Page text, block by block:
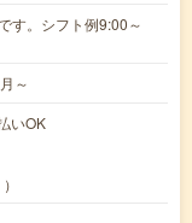
す。シフト例9:00～
～
いOK